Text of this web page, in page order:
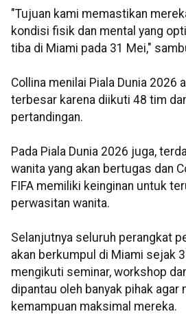
"Tujuan kami memastikan
kondisi fisik dan mental yang
tiba di Miami pada 31 Mei,"
Collina menilai Piala Dunia 2026
terbesar karena diikuti 48 tim
pertandingan.
Pada Piala Dunia 2026 juga,
wanita yang akan bertugas dan
FIFA memiliki keinginan untuk
perwasitan wanita.
Selanjutnya seluruh perangkat
akan berkumpul di Miami sejak
mengikuti seminar, workshop
dipantau oleh banyak pihak agar
kemampuan maksimal mereka.